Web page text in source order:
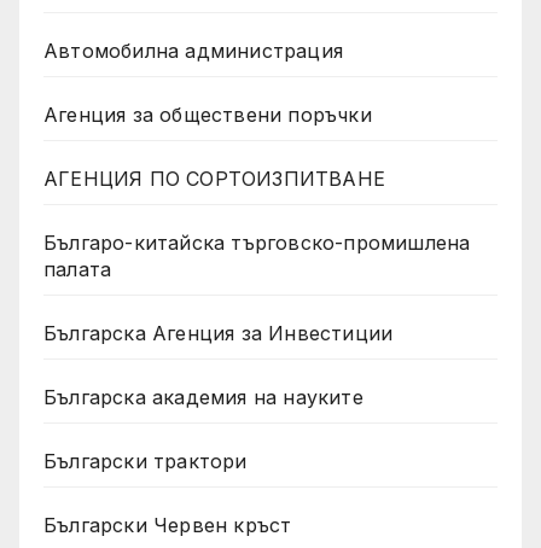
Автомобилна администрация
Агенция за обществени поръчки
АГЕНЦИЯ ПО СОРТОИЗПИТВАНЕ
Българо-китайска търговско-промишлена
палата
Българска Агенция за Инвестиции
Българска академия на науките
Български трактори
Български Червен кръст